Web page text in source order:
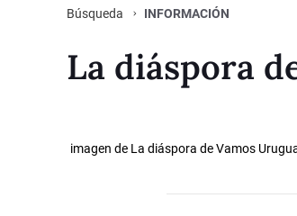
Búsqueda INFORMACIÓN
La diáspora
imagen de La diáspora de Vamos